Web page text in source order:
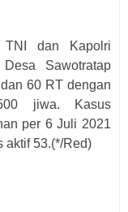
TNI dan Kapolri
Sawotratap
60 RT dengan
jiwa. Kasus
per 6 Juli 2021
aktif 53.(*/Red)